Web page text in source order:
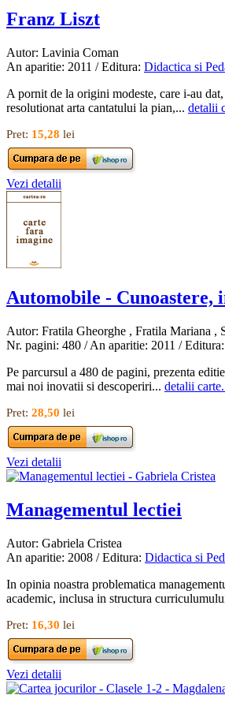
Franz Liszt
Autor: Lavinia Coman
An aparitie: 2011 / Editura: Didactica si
A pornit de la origini modeste, care i-au
resolutionat arta cantatului la pian,... detalii
Pret: 15,28 lei
Vezi detalii
Automobile -
Autor: Fratila Gheorghe , Fratila Mariana ,
Nr. pagini: 480 / An aparitie: 2011 / Editura:
Pe parcursul a 480 de pagini, prezenta
mai noi inovatii si descoperiri... detalii
Pret: 28,50 lei
Vezi detalii
Managementul lectiei
Autor: Gabriela Cristea
An aparitie: 2008 / Editura: Didactica si
In opinia noastra problematica
academic, inclusa in structura
Pret: 16,30 lei
Vezi detalii